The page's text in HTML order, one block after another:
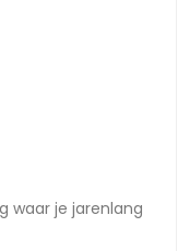
waar je jarenlang